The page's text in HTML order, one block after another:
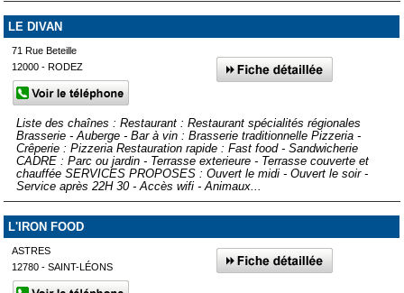
LE DIVAN
71 Rue Beteille
12000 - RODEZ
Liste des chaînes : Restaurant : Restaurant spécialités régionales
Brasserie - Auberge - Bar à vin : Brasserie traditionnelle Pizzeria -
Crêperie : Pizzeria Restauration rapide : Fast food - Sandwicherie
CADRE : Parc ou jardin - Terrasse exterieure - Terrasse couverte et
chauffée SERVICES PROPOSES : Ouvert le midi - Ouvert le soir -
Service après 22H 30 - Accès wifi - Animaux...
L'IRON FOOD
ASTRES
12780 - SAINT-LÉONS